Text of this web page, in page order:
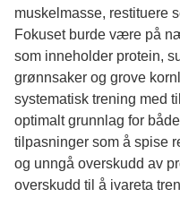
muskelmasse, restituere
Fokuset burde være på
som inneholder protein,
grønnsaker og grove
systematisk trening med
optimalt grunnlag for
tilpasninger som å spise
og unngå overskudd av
overskudd til å ivareta